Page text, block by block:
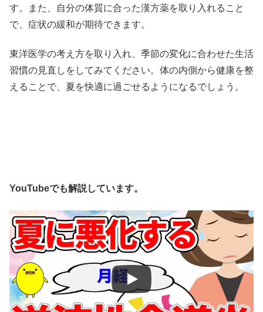
す。また、自分の体質に合った漢方薬を取り入れること
で、症状の緩和が期待できます。
東洋医学の考え方を取り入れ、季節の変化に合わせた生活
習慣の見直しをしてみてください。体の内側から健康を整
えることで、夏を快適に過ごせるようになるでしょう。
YouTubeでも解説しています。